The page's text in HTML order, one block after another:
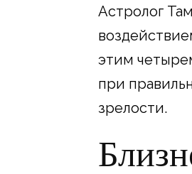
Астролог
этим
при
зрелости.